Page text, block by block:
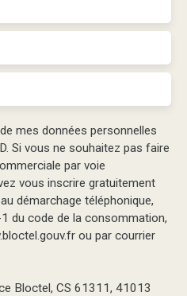
mes données personnelles
Si vous ne souhaitez pas faire
par voie
vous inscrire gratuitement
démarchage téléphonique,
du code de la consommation,
ou par courrier
Bloctel, CS 61311, 41013